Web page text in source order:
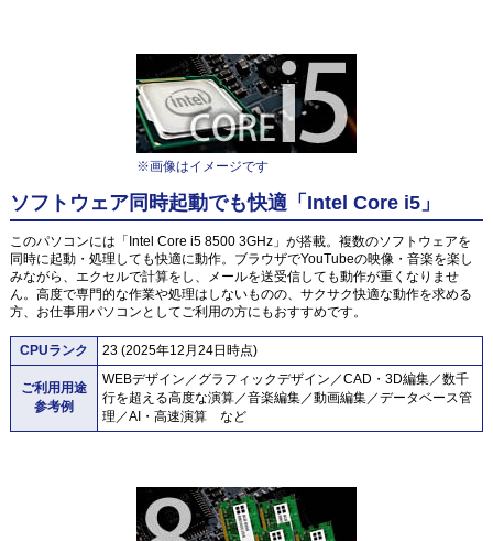
※画像はイメージです
ソフトウェア同時起動でも快適「Intel Core i5」
このパソコンには「Intel Core i5 8500 3GHz」が搭載。複数のソフトウェアを
同時に起動・処理しても快適に動作。ブラウザでYouTubeの映像・音楽を楽し
みながら、エクセルで計算をし、メールを送受信しても動作が重くなりませ
ん。高度で専門的な作業や処理はしないものの、サクサク快適な動作を求める
方、お仕事用パソコンとしてご利用の方にもおすすめです。
CPUランク 23 (2025年12月24日時点)
ご利用用途
参考例
WEBデザイン／グラフィックデザイン／CAD・3D編集／数千
行を超える高度な演算／音楽編集／動画編集／データベース管
理／AI・高速演算 など